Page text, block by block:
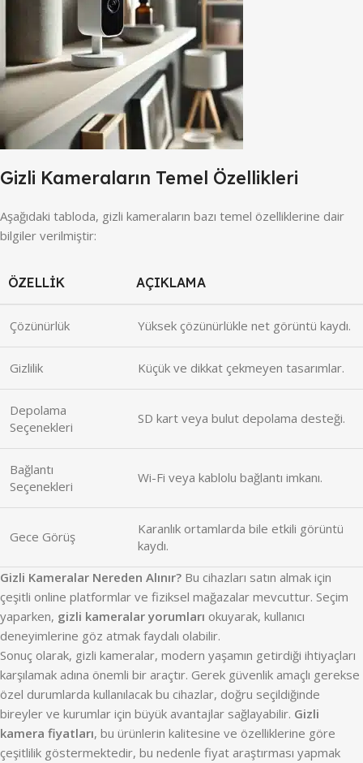
Gizli Kameraların Temel Özellikleri
Aşağıdaki tabloda, gizli kameraların bazı temel özelliklerine dair
bilgiler verilmiştir:
ÖZELLIK AÇIKLAMA
Çözünürlük Yüksek çözünürlükle net görüntü kaydı.
Gizlilik Küçük ve dikkat çekmeyen tasarımlar.
Depolama
Seçenekleri
SD kart veya bulut depolama desteği.
Bağlantı
Seçenekleri
Wi-Fi veya kablolu bağlantı imkanı.
Gece Görüş
Karanlık ortamlarda bile etkili görüntü
kaydı.
Gizli Kameralar Nereden Alınır? Bu cihazları satın almak için
çeşitli online platformlar ve fiziksel mağazalar mevcuttur. Seçim
yaparken, gizli kameralar yorumları okuyarak, kullanıcı
deneyimlerine göz atmak faydalı olabilir.
Sonuç olarak, gizli kameralar, modern yaşamın getirdiği ihtiyaçları
karşılamak adına önemli bir araçtır. Gerek güvenlik amaçlı gerekse
özel durumlarda kullanılacak bu cihazlar, doğru seçildiğinde
bireyler ve kurumlar için büyük avantajlar sağlayabilir. Gizli
kamera fiyatları, bu ürünlerin kalitesine ve özelliklerine göre
çeşitlilik göstermektedir, bu nedenle fiyat araştırması yapmak